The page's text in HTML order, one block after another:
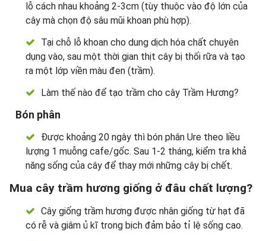
lỗ cách nhau khoảng 2-3cm (tùy thuộc vào độ lớn của
cây mà chọn độ sâu mũi khoan phù hợp).
Tại chỗ lỗ khoan cho dung dịch hóa chất chuyên
dụng vào, sau một thời gian thịt cây bị thối rữa và tạo
ra một lớp viền màu đen (trầm).
Làm thế nào để tạo trầm cho cây Trầm Hương?
Bón phân
Được khoảng 20 ngày thì bón phân Ure theo liều
lượng 1 muỗng cafe/gốc. Sau 1-2 tháng, kiểm tra khả
năng sống của cây để thay mới những cây bị chết.
Mua cây trầm hương giống ở đâu chất lượng?
Cây giống trầm hương được nhân giống từ hạt đã
có rễ và giâm ủ kĩ trong bịch đảm bảo tỉ lệ sống cao.